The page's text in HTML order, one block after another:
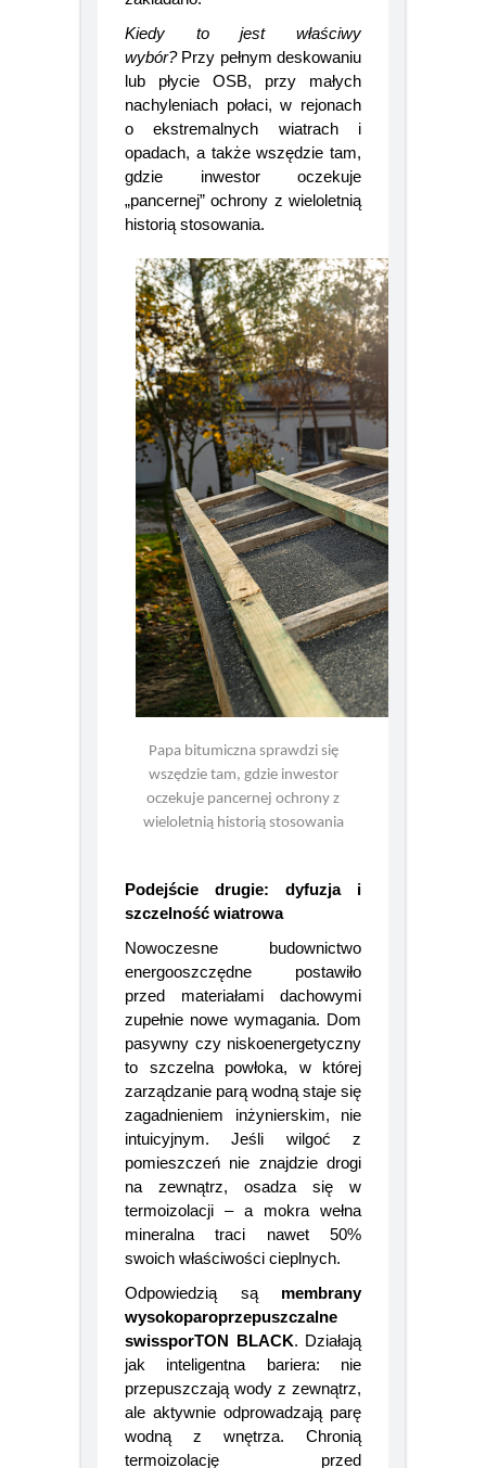
Kiedy to jest właściwy
wybór?Przy pełnym deskowaniu
lub płycie OSB, przy małych
nachyleniach połaci, w rejonach
o ekstremalnych wiatrach i
opadach, a także wszędzie tam,
gdzie inwestor oczekuje
„pancernej” ochrony z wieloletnią
Papa bitumiczna sprawdzi się
wszędzie tam, gdzie inwestor
oczekuje pancernej ochrony z
Podejście drugie: dyfuzja i
Nowoczesne budownictwo
energooszczędne postawiło
przed materiałami dachowymi
zupełnie nowe wymagania. Dom
pasywny czy niskoenergetyczny
to szczelna powłoka, w której
zarządzanie parą wodną staje się
zagadnieniem inżynierskim, nie
intuicyjnym. Jeśli wilgoć z
pomieszczeń nie znajdzie drogi
na zewnątrz, osadza się w
termoizolacji – a mokra wełna
mineralna traci nawet 50%
Odpowiedzią sąmembrany
wysokoparoprzepuszczalne
swissporTON BLACK. Działają
jak inteligentna bariera: nie
przepuszczają wody z zewnątrz,
ale aktywnie odprowadzają parę
wodną z wnętrza. Chronią